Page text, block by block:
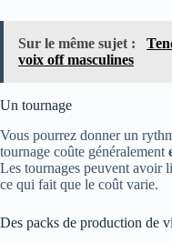
Sur le même sujet :
voix off masculines
Un tournage
Vous pourrez donner un
tournage coûte généralement
Les tournages peuvent avoir
ce qui fait que le coût varie.
Des packs de production de